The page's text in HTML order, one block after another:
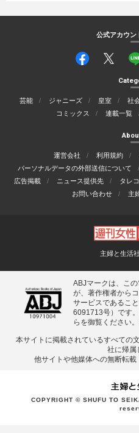
公式アカウン
芸能 ジャニーズ 皇室 社
コミックス
連載一覧
運営会社 利用規約
パーソナルデータの外部送信について
広告掲載
ニュース提供先 タレ
お問い合わせ
主
主婦と生活
ABJマークは、こ
が、著作権者から
サービスであるこ
6091713号）です
らを御覧ください。
本サイトに掲載されているすべての
社に帰属
他サイトや他媒体への無断転載
COPYRIGHT © SHUFU TO